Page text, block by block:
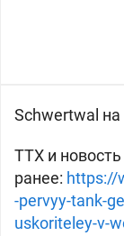
Schwertwal на
ТТХ и новость
ранее: https://
-pervyy-tank-
uskoriteley-v-